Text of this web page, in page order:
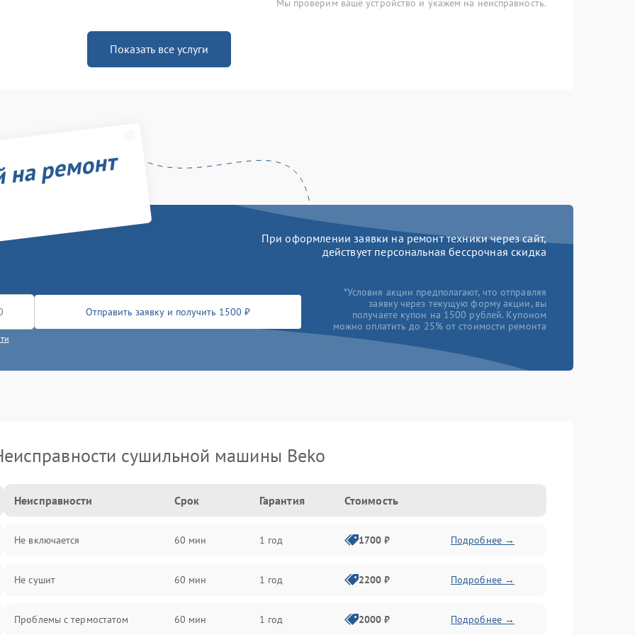
Мы проверим ваше устройство и укажем на неисправность.
Показать все услуги
ремонт
При оформлении заявки на ремонт техники через сайт,
действует персональная бессрочная скидка
Отправить заявку и получить 1500 ₽
*Условия акции предполагают, что отправляя
заявку через текущую форму акции, вы
получаете купон на 1500 рублей. Купоном
можно оплатить до 25% от стоимости ремонта
сушильной машины Beko
Неисправности Срок Гарантия Стоимость
Не включается 60 мин 1 год 1700 ₽ Подробнее →
Не сушит 60 мин 1 год 2200 ₽ Подробнее →
Проблемы с термостатом 60 мин 1 год 2000 ₽ Подробнее →